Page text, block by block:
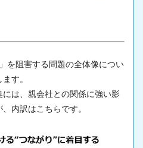
を阻害する問題の全体像につい
す。
は、親会社との関係に強い影
内訳はこちらです。